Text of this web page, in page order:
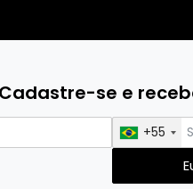
Cadastre-se e
+55